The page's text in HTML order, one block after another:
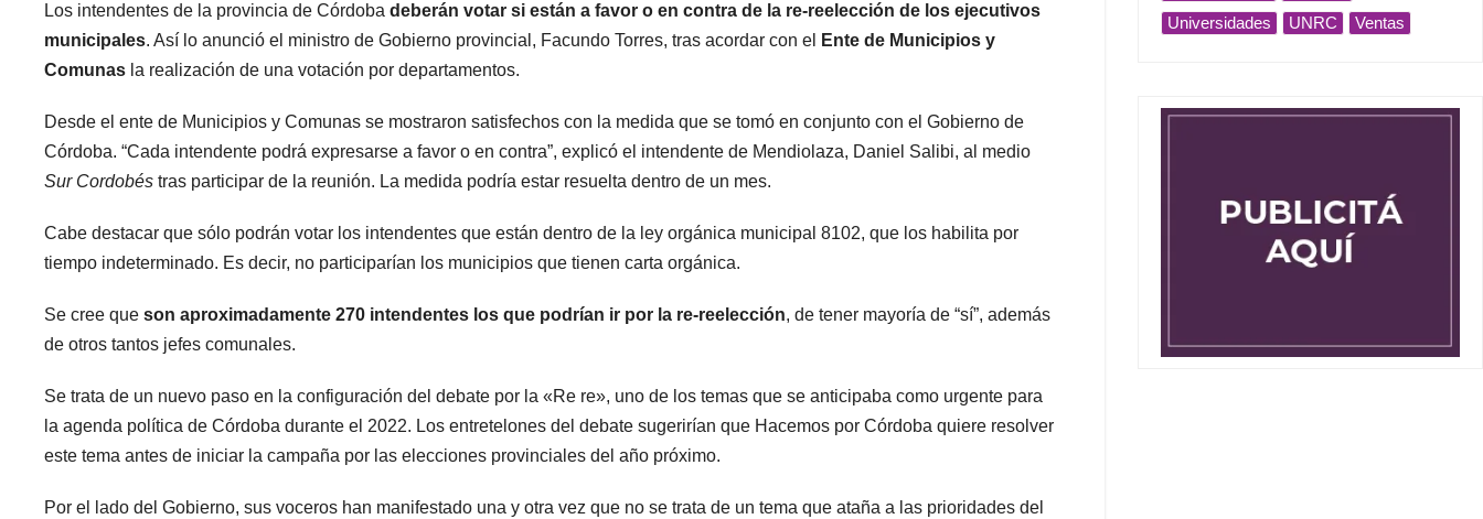
Los intendentes de la provincia de Córdoba deberán votar si están a favor o en contra de la re-reelección de los ejecutivos
municipales. Así lo anunció el ministro de Gobierno provincial, Facundo Torres, tras acordar con el
Ente de Municipios y
Comunas la realización de una votación por departamentos.
Desde el ente de Municipios y Comunas se mostraron satisfechos con la medida que se tomó en conjunto con el Gobierno de
Córdoba. “Cada intendente podrá expresarse a favor o en contra”, explicó el intendente de Mendiolaza, Daniel Salibi, al medio
Sur Cordobés tras participar de la reunión. La medida podría estar resuelta dentro de un mes.
Cabe destacar que sólo podrán votar los intendentes que están dentro de la ley orgánica municipal 8102, que los habilita por
tiempo indeterminado. Es decir, no participarían los municipios que tienen carta orgánica.
Se cree que son aproximadamente 270 intendentes los que podrían ir por la re-reelección, de tener mayoría de “sí”, además
de otros tantos jefes comunales.
Se trata de un nuevo paso en la configuración del debate por la «Re re», uno de los temas que se anticipaba como urgente para
la agenda política de Córdoba durante el 2022. Los entretelones del debate sugerirían que Hacemos por Córdoba quiere resolver
este tema antes de iniciar la campaña por las elecciones provinciales del año próximo.
Por el lado del Gobierno, sus voceros han manifestado una y otra vez que no se trata de un tema que ataña a las prioridades del
Universidades
UNRC Ventas